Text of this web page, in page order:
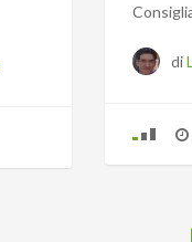
di